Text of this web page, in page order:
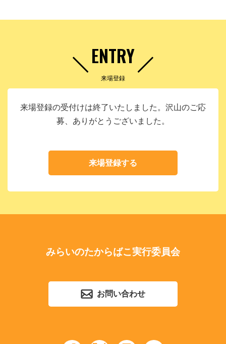
ENTRY
来場登録
来場登録の受付けは終了いたしました。沢山のご応
募、ありがとうございました。
来場登録する
みらいのたからばこ実行委員会
お問い合わせ